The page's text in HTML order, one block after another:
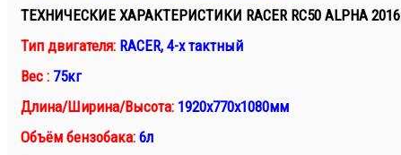
ТЕХНИЧЕСКИЕ ХАРАКТЕРИСТИКИ RACER RC50 ALPHA 2016
Тип двигателя: RACER, 4-х тактный
Вес : 75кг
Длина/Ширина/Высота: 1920х770х1080мм
Объём бензобака: 6л